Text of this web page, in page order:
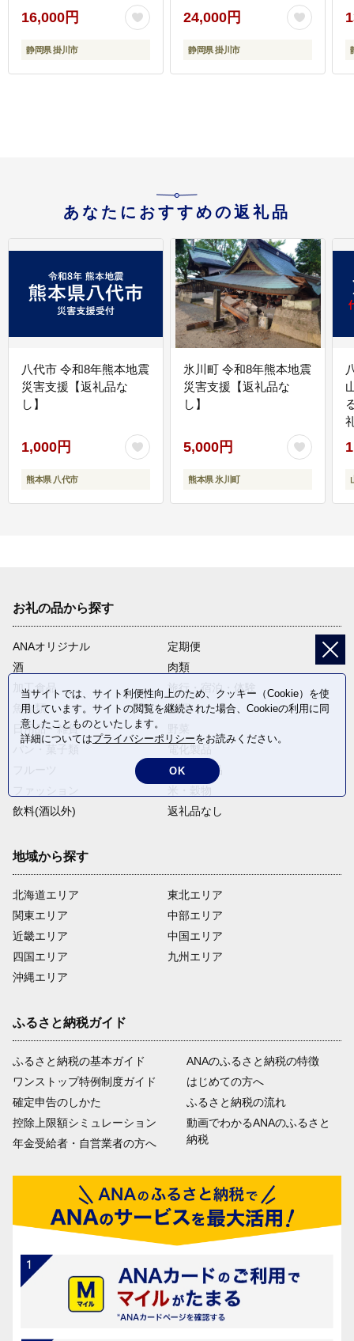
【配送不可地域：離
島・沖縄県】
16,000円
静岡県 掛川市
域：離島・沖縄県】
24,000円
静岡県 掛川市
あなたにおすすめの返礼品
八代市 令和8年熊本地震
災害支援【返礼品な
し】
1,000円
熊本県 八代市
氷川町 令和8年熊本地震
災害支援【返礼品な
し】
5,000円
熊本県 氷川町
お礼の品から探す
ANAオリジナル
定期便
酒
肉類
加工食品
旅行・宿泊・体験
魚介類
麺類
日用品・雑貨
卵・乳製品
飲料(酒以外)
返礼品なし
地域から探す
北海道エリア
関東エリア
近畿エリア
四国エリア
沖縄エリア
東北エリア
中部エリア
中国エリア
九州エリア
ふるさと納税ガイド
ふるさと納税の基本ガイド
ワンストップ特例制度ガイド
確定申告のしかた
控除上限額シミュレーション
年金受給者・自営業者の方へ
ANAのふるさと納税の特徴
はじめての方へ
ふるさと納税の流れ
動画でわかるANAのふるさと
納税
当サイトでは、サイト利便性向上のため、クッキー（Cookie）を使
用しています。サイトの閲覧を継続された場合、Cookieの利用に同
意したことものといたします。
詳細についてはプライバシーポリシーをお読みください。
OK